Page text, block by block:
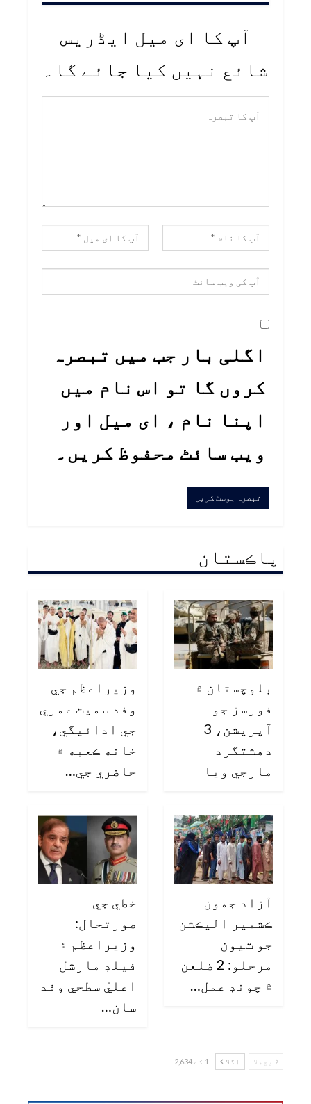
آپ کا ای میل ایڈریس
شائع نہیں کیا جائے گا۔
اگلی بار جب میں تبصرہ
کروں گا تو اس نام میں
اپنا نام ، ای میل اور
ویب سائٹ محفوظ کریں۔
پاڪستان
بلوچستان ۾
فورسز جو
آپريشن، 3
دهشتگرد
مارجي ويا
وزيراعظم جي
وفد سميت عمري
جي ادائيگي،
خانه ڪعبه ۾
حاضري جي…
آزاد جمون
ڪشمير اليڪشن
جو ٽيون
مرحلو: 2 ضلعن
۾ چونڊ عمل…
خطي جي
صورتحال:
وزيراعظم ۽
فيلڊ مارشل
اعليٰ سطحي وفد
سان…
پچھلا اگلا 1 کے 2,634